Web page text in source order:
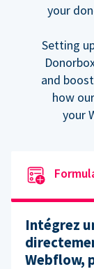
your
Setting
and
how
your
Intégrez
Webflow,